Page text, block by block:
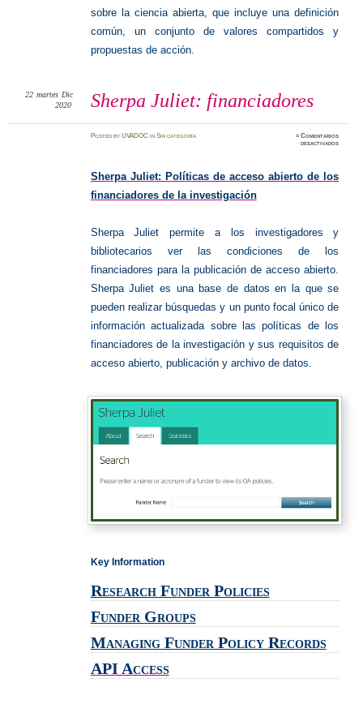
sobre la ciencia abierta, que incluye una definición
común, un conjunto de valores compartidos y
propuestas de acción.
Sherpa Juliet: financiadores
22 martes Dic
2020
PostedbyUVADOC inSin categoría ≈Comentarios
desactivadosen
Sherpa Juliet: Políticas de acceso abierto de los
financiadores de la investigación
Sherpa Juliet permite a los investigadores y
bibliotecarios ver las condiciones de los
financiadores para la publicación de acceso abierto.
Sherpa Juliet es una base de datos en la que se
pueden realizar búsquedas y un punto focal único de
información actualizada sobre las políticas de los
financiadores de la investigación y sus requisitos de
acceso abierto, publicación y archivo de datos.
Key Information
Research Funder Policies
Funder Groups
Managing Funder Policy Records
API Access